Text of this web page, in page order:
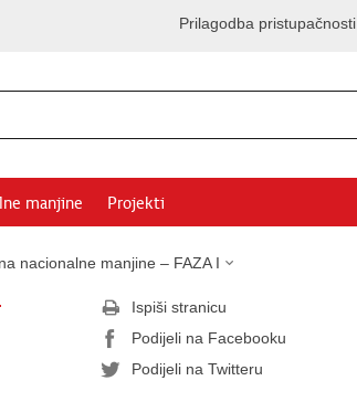
Prilagodba pristupačnosti
manjine Projekti
nacionalne manjine – FAZA I
Ispiši stranicu
Podijeli na Facebooku
Podijeli na Twitteru